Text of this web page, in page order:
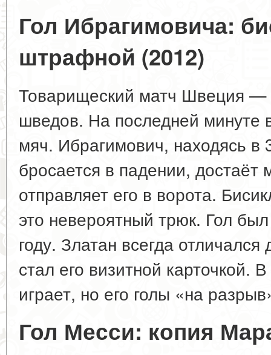
Гол Ибрагимовича:
штрафной (2012)
Товарищеский матч Швеция —
шведов. На последней минуте
мяч. Ибрагимович, находясь в
бросается в падении, достаёт
отправляет его в ворота.
это невероятный трюк. Гол
году. Златан всегда отличался
стал его визитной карточкой.
играет, но его голы «на
Гол Месси: копия